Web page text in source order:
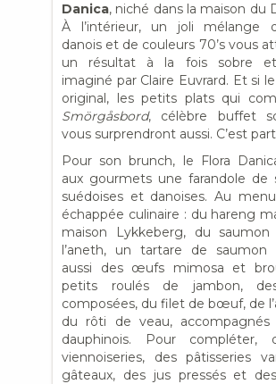
Danica, niché dans la maison du
À l’intérieur, un joli mélange
danois et de couleurs 70’s vous
un résultat à la fois sobre
imaginé par Claire Euvrard. Et si
original, les petits plats qui
Smörgåsbord, célèbre buffet
vous surprendront aussi. C’est
Pour son brunch, le Flora
aux gourmets une farandole de
suédoises et danoises. Au
échappée culinaire : du hareng
maison Lykkeberg, du
l’aneth, un tartare de saumon
aussi des œufs mimosa et
petits roulés de jambon,
composées, du filet de bœuf, de
du rôti de veau,
dauphinois. Pour compléter,
viennoiseries, des pâtisseries
gâteaux, des jus pressés et